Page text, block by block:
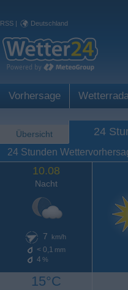
RSS | Deutschland
Vorhersage
Übersicht 24
24 Stunden
10.08
Nacht
7 km/h
< 0,1 mm
4 %
15°C